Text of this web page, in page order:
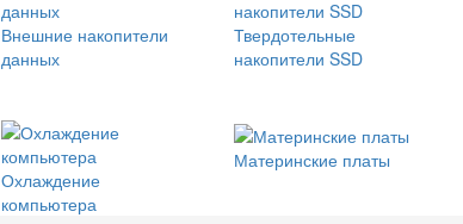
Внешние накопители
данных
Твердотельные
накопители SSD
Охлаждение
компьютера
Материнские платы